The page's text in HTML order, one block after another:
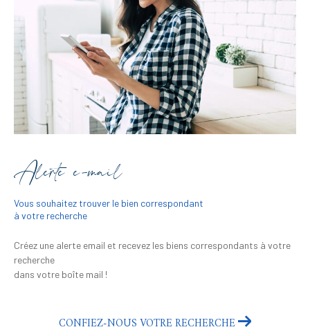
Alerte e-mail
Vous souhaitez trouver le bien correspondant
à votre recherche
Créez une alerte email et recevez les biens correspondants à votre
recherche
dans votre boîte mail !
CONFIEZ-NOUS VOTRE RECHERCHE